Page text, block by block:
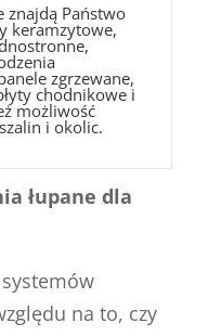
znajdą Państwo
keramzytowe,
zgrzewane,
chodnikowe i
możliwość
i okolic.
łupane dla
na to, czy